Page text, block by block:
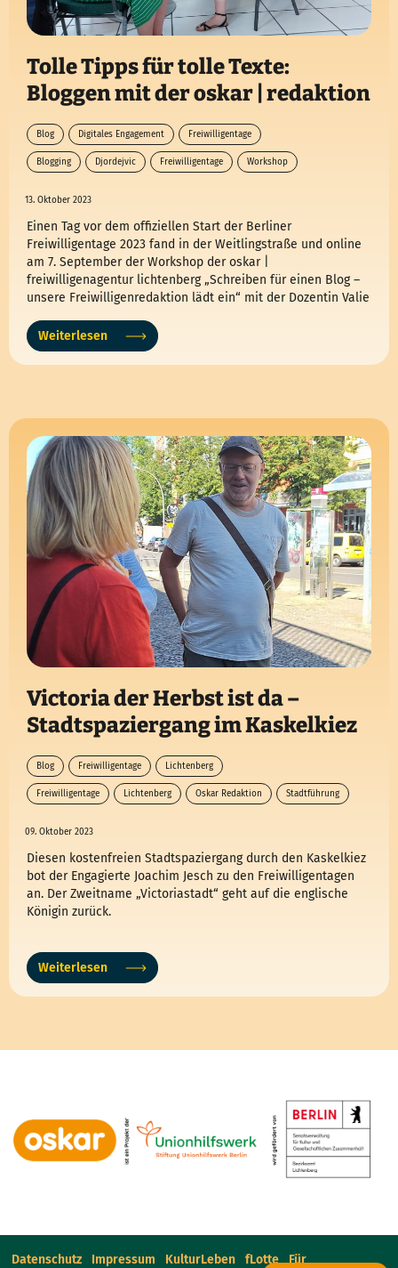
Tolle Tipps für tolle Texte:
Bloggen mit der oskar | redaktion
Blog Digitales Engagement Freiwilligentage
Blogging Djordejvic Freiwilligentage Workshop
13. Oktober 2023
Einen Tag vor dem offiziellen Start der Berliner
Freiwilligentage 2023 fand in der Weitlingstraße und online
am 7. September der Workshop der oskar |
freiwilligenagentur lichtenberg „Schreiben für einen Blog –
unsere Freiwilligenredaktion lädt ein“ mit der Dozentin Valie
Tipps für tolle Texte erhalten!
Weiterlesen
Victoria der Herbst ist da –
Stadtspaziergang im Kaskelkiez
Blog Freiwilligentage Lichtenberg
Freiwilligentage Lichtenberg Oskar Redaktion Stadtführung
09. Oktober 2023
Diesen kostenfreien Stadtspaziergang durch den Kaskelkiez
bot der Engagierte Joachim Jesch zu den Freiwilligentagen
an. Der Zweitname „Victoriastadt“ geht auf die englische
Königin zurück.
Weiterlesen
Datenschutz Impressum KulturLeben fLotte Für